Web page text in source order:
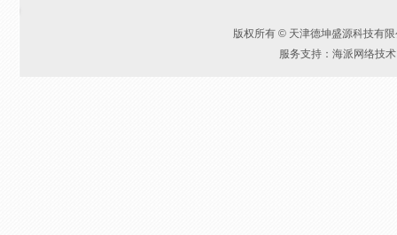
版权所有 © 天津德坤盛源科技有
服务支持：海派网络技